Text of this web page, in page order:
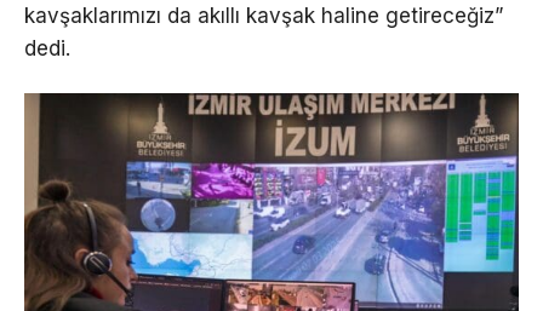
kavşaklarımızı da akıllı kavşak haline getireceğiz”
dedi.